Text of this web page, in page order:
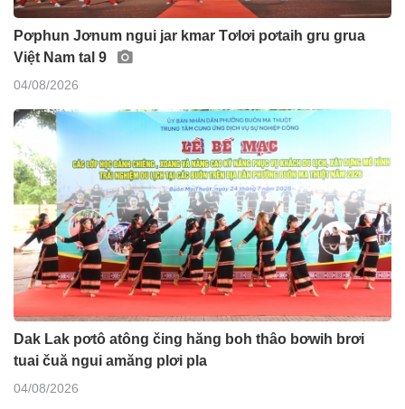
Pơphun Jơnum ngui jar kmar Tơlơi pơtaih gru grua
Việt Nam tal 9
04/08/2026
Dak Lak pơtô atông čing hăng boh thâo bơwih brơi
tuai čuă ngui amăng plơi pla
04/08/2026